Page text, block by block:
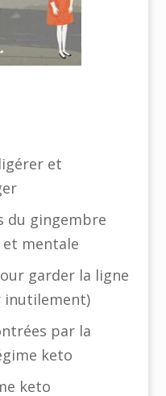
et
du gingembre
mentale
garder la ligne
inutilement)
par la
keto
keto